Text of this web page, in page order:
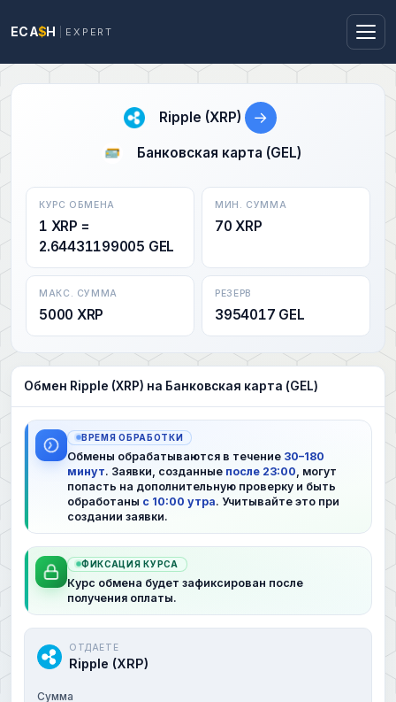
ECA$H EXPERT
Ripple (XRP) →
Банковская карта (GEL)
КУРС ОБМЕНА
1 XRP =
2.64431199005 GEL
МИН. СУММА
70 XRP
МАКС. СУММА
5000 XRP
РЕЗЕРВ
3954017 GEL
Обмен Ripple (XRP) на Банковская карта (GEL)
ВРЕМЯ ОБРАБОТКИ
Обмены обрабатываются в течение 30–180
минут. Заявки, созданные после 23:00 , могут
попасть на дополнительную проверку и быть
обработаны с 10:00 утра. Учитывайте это при
создании заявки.
ФИКСАЦИЯ КУРСА
Курс обмена будет зафиксирован после
получения оплаты.
ОТДАЕТЕ
Ripple (XRP)
Сумма